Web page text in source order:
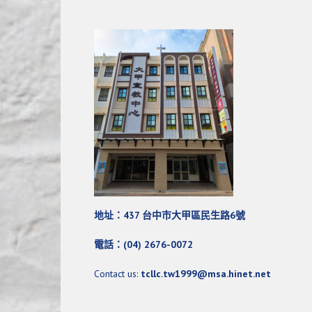
地址：437 台中市大甲區民生路6號
電話：(04) 2676-0072
Contact us: tcllc.tw1999@msa.hinet.net